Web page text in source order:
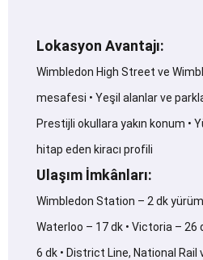
Lokasyon Avantajı:
Wimbledon High Street ve
mesafesi • Yeşil alanlar ve
Prestijli okullara yakın konum •
hitap eden kiracı profili
Ulaşım İmkânları:
Wimbledon Station – 2 dk
Waterloo – 17 dk • Victoria – 26
6 dk • District Line, National Rail